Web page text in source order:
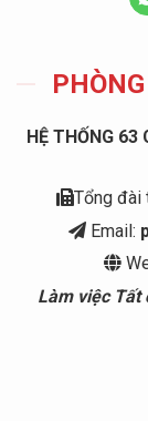
HỆ THỐNG 63
Tổng đài
Email:
Làm việc Tất